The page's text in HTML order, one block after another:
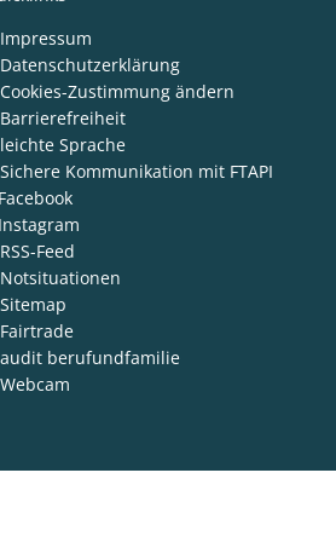
Impressum
Datenschutzerklärung
Cookies-Zustimmung ändern
Barrierefreiheit
leichte Sprache
Sichere Kommunikation mit FTAPI
Facebook
Instagram
RSS-Feed
Notsituationen
Sitemap
Fairtrade
audit berufundfamilie
Webcam